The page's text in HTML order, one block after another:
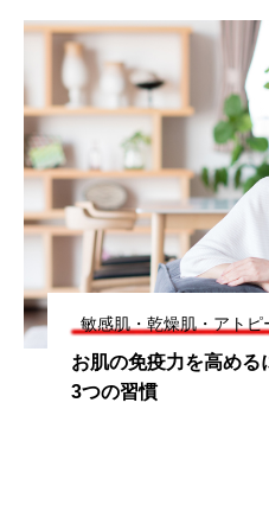
敏感肌・乾燥肌・アトピ
お肌の免疫力を高める
3つの習慣